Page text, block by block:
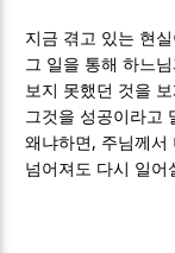
지금 겪고 있는 현
그 일을 통해 하느
보지 못했던 것을
그것을 성공이라고
왜냐하면 , 주님께서
넘어져도 다시 일어